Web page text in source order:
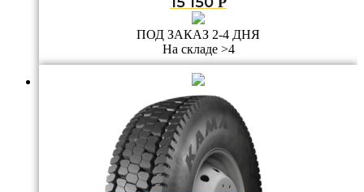
ПОД ЗАКАЗ 2-4 ДНЯ
На складе >4